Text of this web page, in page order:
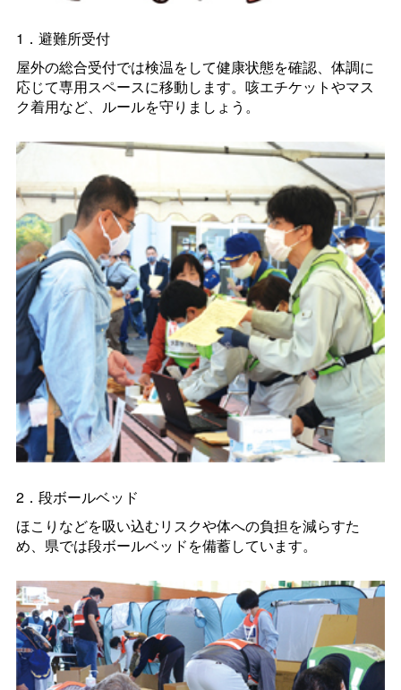
1．避難所受付
屋外の総合受付では検温をして健康状態を確認、体調に
応じて専用スペースに移動します。咳エチケットやマス
ク着用など、ルールを守りましょう。
2．段ボールベッド
ほこりなどを吸い込むリスクや体への負担を減らすた
め、県では段ボールベッドを備蓄しています。